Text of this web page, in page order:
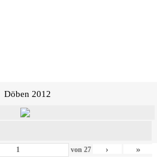
Döben 2012
von 27 › »